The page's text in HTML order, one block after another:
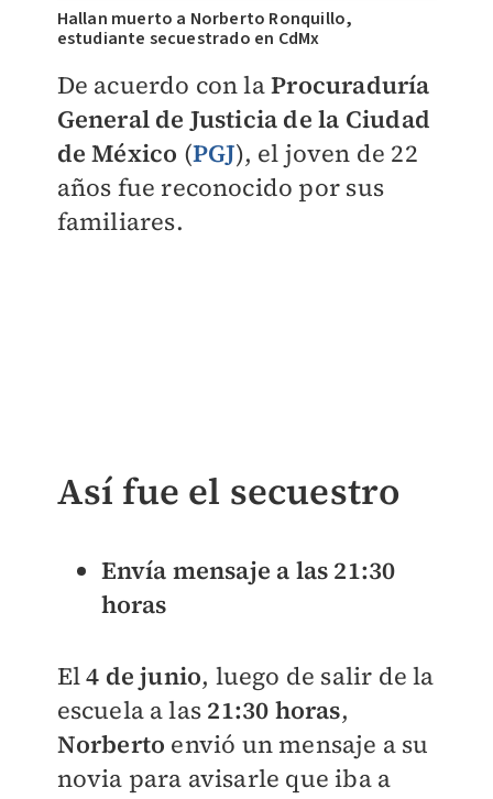
Hallan muerto a Norberto Ronquillo,
estudiante secuestrado en CdMx
De acuerdo con laProcuraduría
General de Justicia de la Ciudad
de México (PGJ), el joven de 22
años fue reconocido por sus
familiares.
Así fue el secuestro
Envía mensaje a las 21:30
horas
El4 de junio, luego de salir de la
escuela a las 21:30 horas,
Norberto envió un mensaje a su
novia para avisarle que iba a